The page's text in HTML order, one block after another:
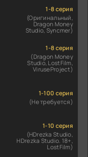
1-8 серия
(Оригинальный,
Dragon Money
Studio, Syncmer)
1-8 серия
(Dragon Money
Studio, LostFilm,
ViruseProject)
1-100 серия
(Не требуется)
1-10 серия
(HDrezka Studio,
HDrezka Studio. 18+,
LostFilm)